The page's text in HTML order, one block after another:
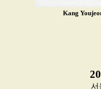
Kang
서